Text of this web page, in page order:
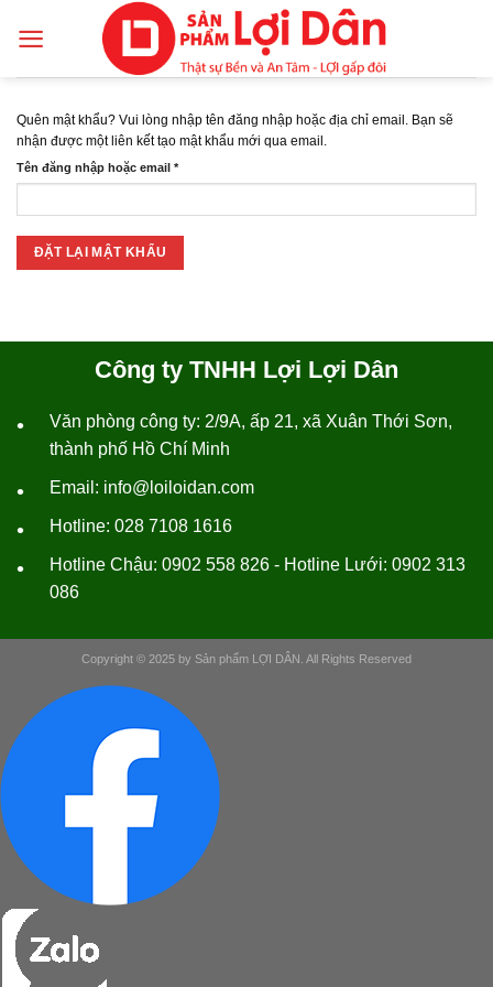
content
Quên mật khẩu? Vui lòng nhập tên đăng nhập hoặc địa chỉ email. Bạn sẽ
nhận được một liên kết tạo mật khẩu mới qua email.
Tên đăng nhập hoặc email *Bắt
buộc
ĐẶT LẠI MẬT KHẨU
Công ty TNHH Lợi Lợi Dân
•
Văn phòng công ty: 2/9A, ấp 21, xã Xuân Thới Sơn,
thành phố Hồ Chí Minh
• Email: info@loiloidan.com
• Hotline: 028 7108 1616
•
Hotline Chậu: 0902 558 826 - Hotline Lưới: 0902 313
086
Copyright © 2025 by Sản phẩm LỢI DÂN. All Rights Reserved